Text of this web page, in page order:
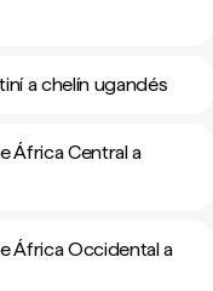
a chelín ugandés
África Central a
África Occidental a